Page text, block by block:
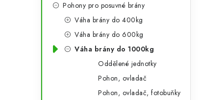
Pohony pro posuvné brány
Váha brány do 400kg
Váha brány do 600kg
Váha brány do 1000kg
Oddělené jednotky
Pohon, ovladač
Pohon, ovladač, fotobuňky